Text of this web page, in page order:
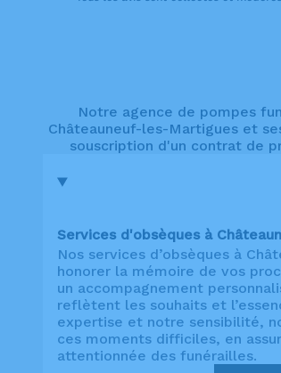
Notre agence de pompes
Châteauneuf-les-Martigues et
souscription d'un contrat de
Services d'obsèques à
Nos services d’obsèques à
honorer la mémoire de vos
un accompagnement
reflètent les souhaits et
expertise et notre sensibilité,
ces moments difficiles, en
attentionnée des funérailles.